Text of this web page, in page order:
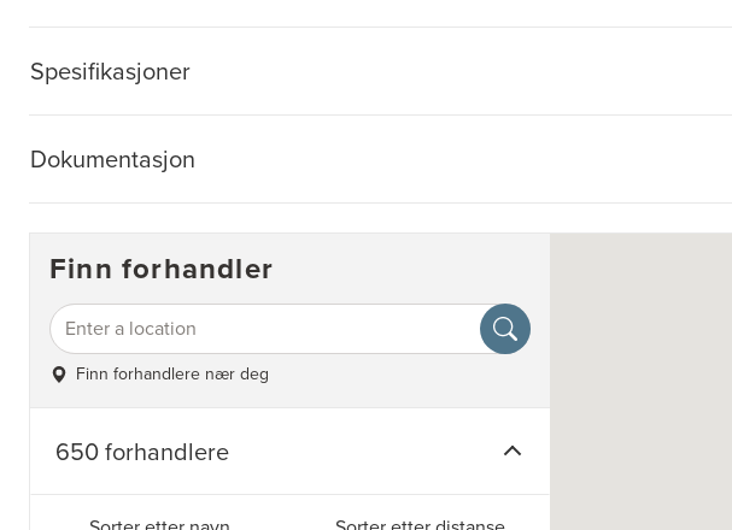
Spesifikasjoner
Dokumentasjon
Finn forhandler
Finn forhandlere nær deg
650 forhandlere